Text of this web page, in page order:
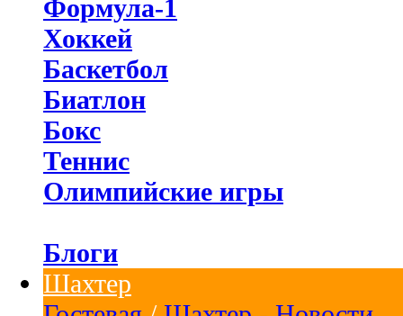
Формула-1
Хоккей
Баскетбол
Биатлон
Бокс
Теннис
Олимпийские игры
Блоги
Шахтер